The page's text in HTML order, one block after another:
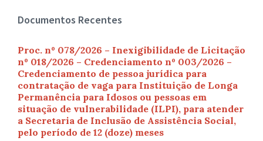
Documentos Recentes
Proc. nº 078/2026 – Inexigibilidade de Licitação
nº 018/2026 – Credenciamento nº 003/2026 –
Credenciamento de pessoa jurídica para
contratação de vaga para Instituição de Longa
Permanência para Idosos ou pessoas em
situação de vulnerabilidade (ILPI), para atender
a Secretaria de Inclusão de Assistência Social,
pelo período de 12 (doze) meses